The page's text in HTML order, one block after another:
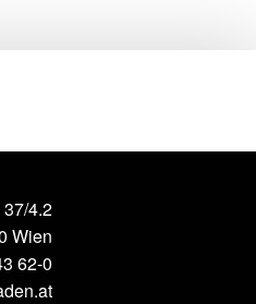
4.2
Wien
62-0